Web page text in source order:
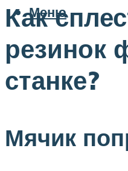
Меню
Как
резинок
станке?
Мячик